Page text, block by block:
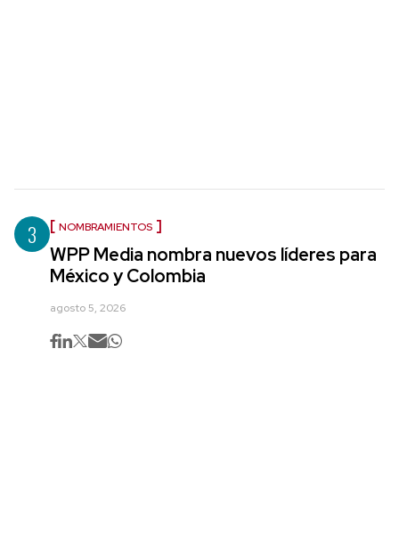
3 NOMBRAMIENTOS
WPP Media nombra nuevos líderes para
México y Colombia
agosto 5, 2026